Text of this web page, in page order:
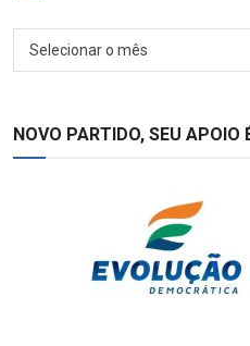
Arquivos
Selecionar o mês
NOVO PARTIDO, SEU APOIO